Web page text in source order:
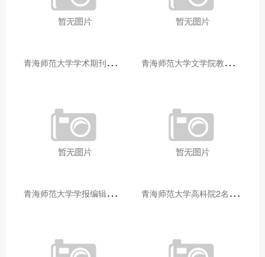
青
海师范大学学术期刊两个专栏入选2025年青海省期刊重点专栏 青
海师范大学文学院教师赴山东省相关高校和学术机构交流学习
青
海师范大学学报编辑部赴大通县城关镇上毛佰胜村开展帮扶慰问活动 青
海师范大学高科院2名专家当选中国科学院院士